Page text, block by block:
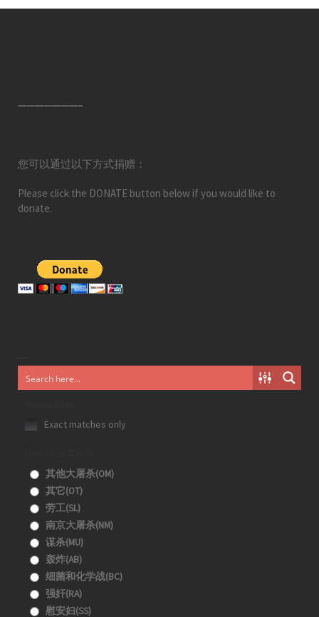
———————–
您可以通过以下方式捐赠：
Please click the DONATE button below if you would like to
donate.
Exact matches only
其他大屠杀(OM)
其它(OT)
劳工(SL)
南京大屠杀(NM)
谋杀(MU)
轰炸(AB)
细菌和化学战(BC)
强奸(RA)
慰安妇(SS)